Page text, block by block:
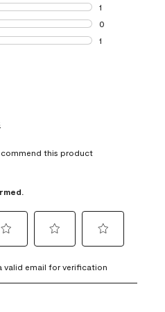
0 reviews with 4
1
1 review with 3
0
0 reviews with 2
1
this product
to
rate
to
rate
valid email for verification